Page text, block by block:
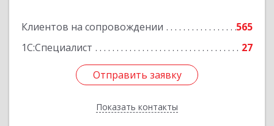
Клиентов на сопровождении
565
1С:Специалист
27
Отправить заявку
Показать контакты
Отправить заявку
Назад